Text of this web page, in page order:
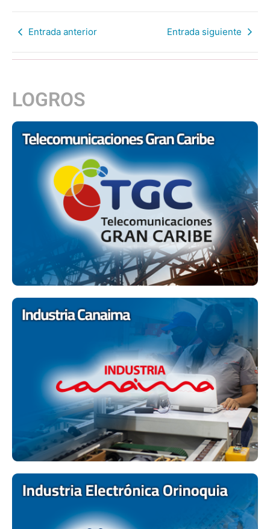
Entrada anterior Entrada siguiente
LOGROS